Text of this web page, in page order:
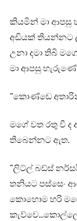
කියමින් මා ආපසු
අඩියක් තියන්නට
උනා දමා තිබි
මා ආපසු
“කොණ්ඩෙ
මගේ වත රතු වී
තිබෙන්නට ඇත.
“ලිට්ල් බඩ්ස්
තනියට පස්සෙං
කොහොම හරි